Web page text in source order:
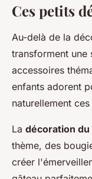
Ces petits
Au-delà de la
transforment une
accessoires
enfants adorent
naturellement
La décoration du
thème, des
créer